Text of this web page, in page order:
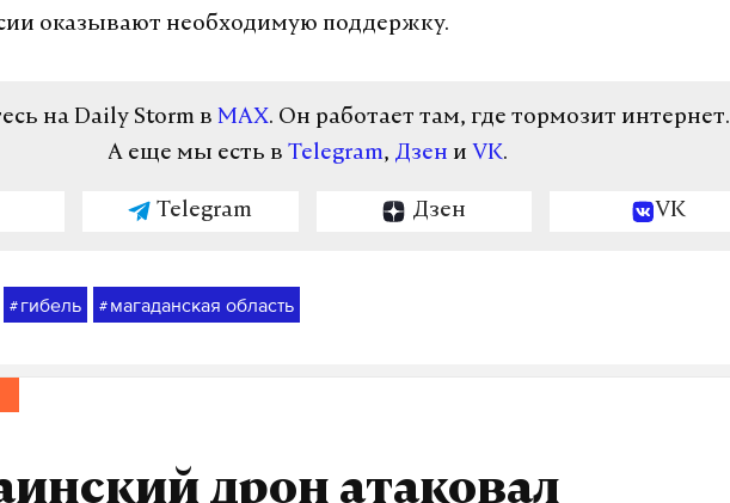
оказывают необходимую поддержку.
на Daily Storm в MAX. Он работает там, где тормозит интернет.
А еще мы есть в Telegram, Дзен и VK.
Telegram Дзен VK
# гибель # магаданская область
дрон атаковал